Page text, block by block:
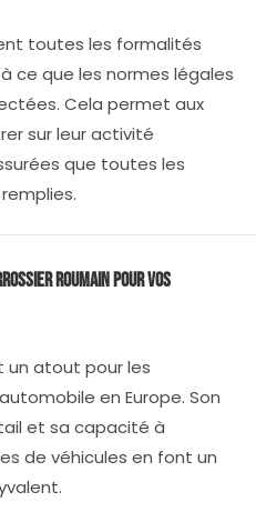
toutes les formalités
ce que les normes légales
Cela permet aux
sur leur activité
que toutes les
Roumain pour vos
un atout pour les
en Europe. Son
et sa capacité à
de véhicules en font un